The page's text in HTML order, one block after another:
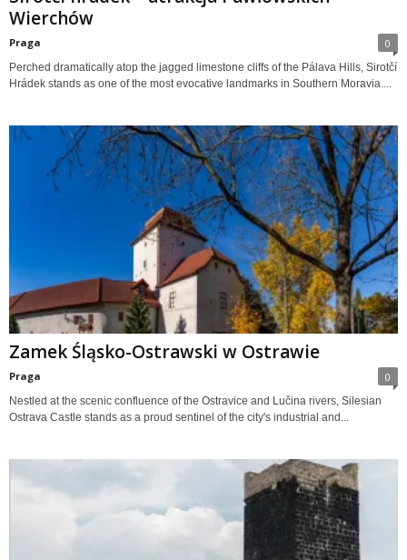
Wierchów
Praga 0
Perched dramatically atop the jagged limestone cliffs of the Pálava Hills, Sirotčí
Hrádek stands as one of the most evocative landmarks in Southern Moravia....
Zamek Śląsko-Ostrawski w Ostrawie
Praga 0
Nestled at the scenic confluence of the Ostravice and Lučina rivers, Silesian
Ostrava Castle stands as a proud sentinel of the city's industrial and...